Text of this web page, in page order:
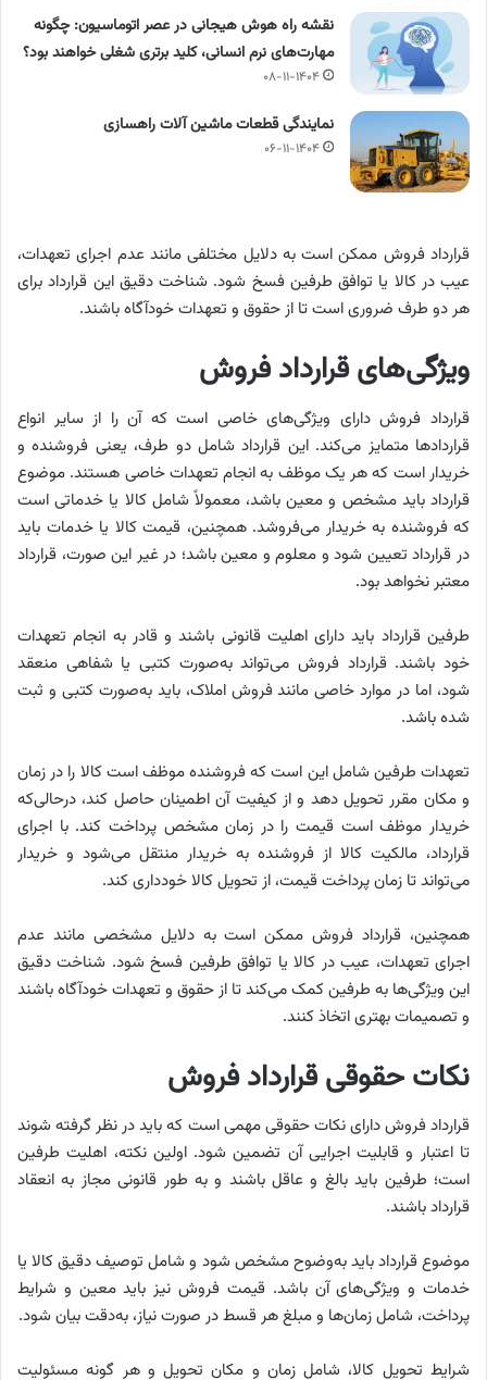
نقشه راه هوش هیجانی در عصر اتوماسیون: چگونه
مهارت‌های نرم انسانی، کلید برتری شغلی خواهند بود؟
۰۸-۱۱-۱۴۰۴
نمایندگی قطعات ماشین آلات راهسازی
۰۶-۱۱-۱۴۰۴
قرارداد فروش ممکن است به دلایل مختلفی مانند عدم اجرای تعهدات،
عیب در کالا یا توافق طرفین فسخ شود. شناخت دقیق این قرارداد برای
هر دو طرف ضروری است تا از حقوق و تعهدات خودآگاه باشند.
ویژگی‌های قرارداد فروش
قرارداد فروش دارای ویژگی‌های خاصی است که آن را از سایر انواع
قراردادها متمایز می‌کند. این قرارداد شامل دو طرف، یعنی فروشنده و
خریدار است که هر یک موظف به انجام تعهدات خاصی هستند. موضوع
قرارداد باید مشخص و معین باشد، معمولاً شامل کالا یا خدماتی است
که فروشنده به خریدار می‌فروشد. همچنین، قیمت کالا یا خدمات باید
در قرارداد تعیین شود و معلوم و معین باشد؛ در غیر این صورت، قرارداد
معتبر نخواهد بود.
طرفین قرارداد باید دارای اهلیت قانونی باشند و قادر به انجام تعهدات
خود باشند. قرارداد فروش می‌تواند به‌صورت کتبی یا شفاهی منعقد
شود، اما در موارد خاصی مانند فروش املاک، باید به‌صورت کتبی و ثبت
شده باشد.
تعهدات طرفین شامل این است که فروشنده موظف است کالا را در زمان
و مکان مقرر تحویل دهد و از کیفیت آن اطمینان حاصل کند، درحالی‌که
خریدار موظف است قیمت را در زمان مشخص پرداخت کند. با اجرای
قرارداد، مالکیت کالا از فروشنده به خریدار منتقل می‌شود و خریدار
می‌تواند تا زمان پرداخت قیمت، از تحویل کالا خودداری کند.
همچنین، قرارداد فروش ممکن است به دلایل مشخصی مانند عدم
اجرای تعهدات، عیب در کالا یا توافق طرفین فسخ شود. شناخت دقیق
این ویژگی‌ها به طرفین کمک می‌کند تا از حقوق و تعهدات خودآگاه باشند
و تصمیمات بهتری اتخاذ کنند.
نکات حقوقی قرارداد فروش
قرارداد فروش دارای نکات حقوقی مهمی است که باید در نظر گرفته شوند
تا اعتبار و قابلیت اجرایی آن تضمین شود. اولین نکته، اهلیت طرفین
است؛ طرفین باید بالغ و عاقل باشند و به طور قانونی مجاز به انعقاد
قرارداد باشند.
موضوع قرارداد باید به‌وضوح مشخص شود و شامل توصیف دقیق کالا یا
خدمات و ویژگی‌های آن باشد. قیمت فروش نیز باید معین و شرایط
پرداخت، شامل زمان‌ها و مبلغ هر قسط در صورت نیاز، به‌دقت بیان شود.
شرایط تحویل کالا، شامل زمان و مکان تحویل و هر گونه مسئولیت